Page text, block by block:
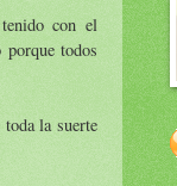
con el
todos
la suerte